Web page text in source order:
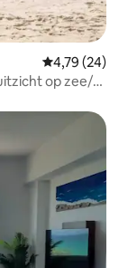
Gemiddelde
4,79 (24)
op zee/